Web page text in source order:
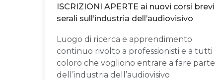
ISCRIZIONI APERTE ai nuovi corsi brevi
serali sull’industria dell’audiovisivo
Luogo di ricerca e apprendimento
continuo rivolto a professionisti e a tutti
coloro che vogliono entrare a fare parte
dell’industria dell’audiovisivo